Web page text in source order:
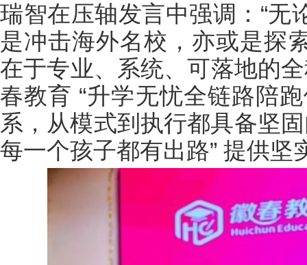
瑞智在压轴发言中强调：“无
是冲击海外名校，亦或是探
在于专业、系统、可落地的
春教育 “升学无忧全链路陪
系，从模式到执行都具备坚
每一个孩子都有出路” 提供坚